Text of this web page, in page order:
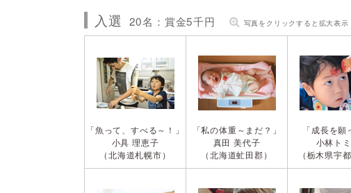
入選 20名：賞金5千円 写真をクリックすると拡大表示
「魚って、すべる～！」
小具 理恵子
（北海道札幌市）
「私の体重～まだ？」
真田 美代子
（北海道虻田郡）
「成長を願
小林ト
（栃木県宇